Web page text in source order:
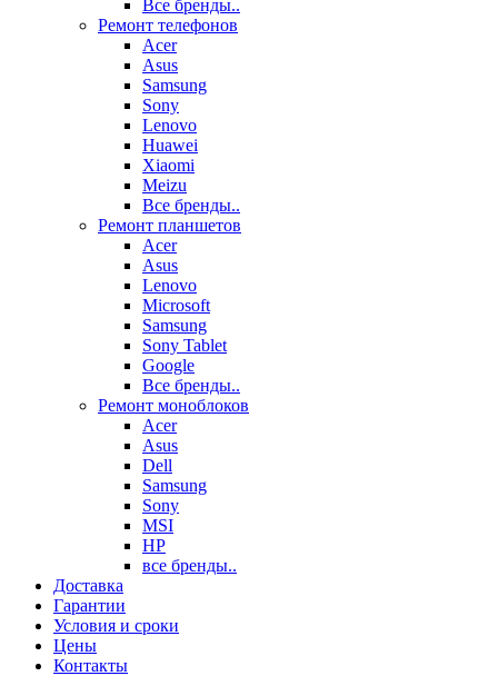
Все бренды..
Ремонт телефонов
Acer
Asus
Samsung
Sony
Lenovo
Huawei
Xiaomi
Meizu
Все бренды..
Ремонт планшетов
Acer
Asus
Lenovo
Microsoft
Samsung
Sony Tablet
Google
Все бренды..
Ремонт моноблоков
Acer
Asus
Dell
Samsung
Sony
MSI
HP
все бренды..
Доставка
Гарантии
Условия и сроки
Цены
Контакты